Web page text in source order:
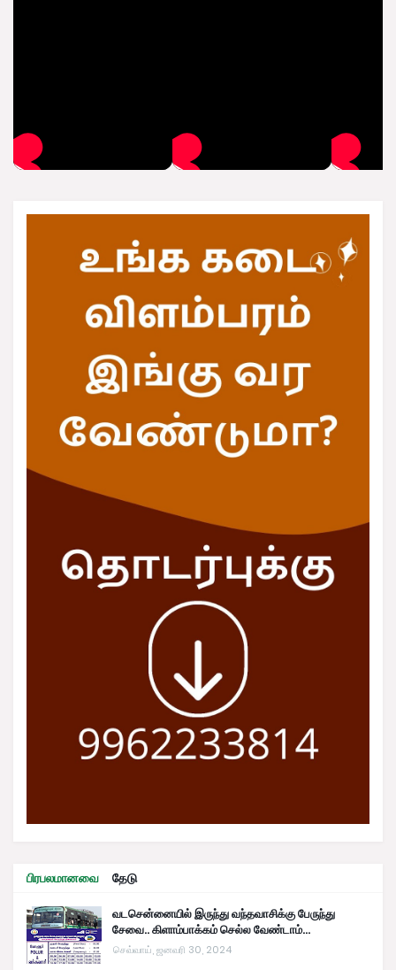
பிரபலமானவை தேடு
வடசென்னையில் இருந்து வந்தவாசிக்கு பேருந்து
சேவை.. கிளாம்பாக்கம் செல்ல வேண்டாம்...
செவ்வாய், ஜனவரி 30, 2024